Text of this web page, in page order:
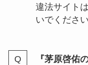
違法サイト
いでください
『茅原啓佑